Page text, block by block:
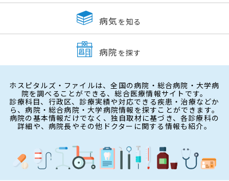
病気 を知る
病院 を探す
ホスピタルズ・ファイルは、全国の病院・総合病院・大学病
院を調べることができる、総合医療情報サイトです。
診療科目、行政区、診療実績や対応できる疾患・治療などか
ら、病院・総合病院・大学病院情報を探すことができます。
病院の基本情報だけでなく、独自取材に基づき、各診療科の
詳細や、病院長やその他ドクターに関する情報も紹介。